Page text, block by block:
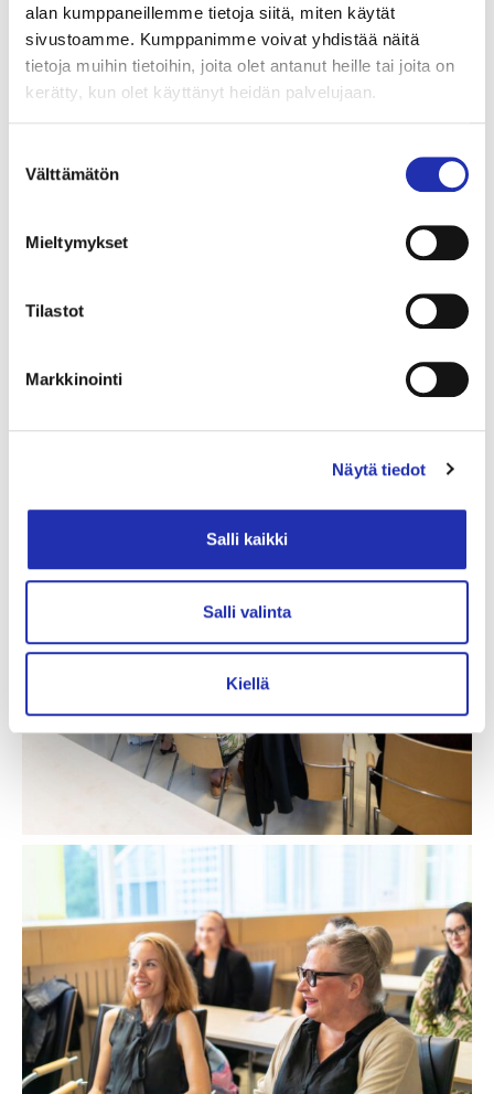
alan kumppaneillemme tietoja siitä, miten käytät
sivustoamme. Kumppanimme voivat yhdistää näitä
tietoja muihin tietoihin, joita olet antanut heille tai joita on
kerätty, kun olet käyttänyt heidän palvelujaan.
valinta
Välttämätön
Mieltymykset
Tilastot
Markkinointi
Näytä tiedot
Salli kaikki
Salli valinta
Kiellä
kuva
Avaa
galleriassa:
galleriassa: